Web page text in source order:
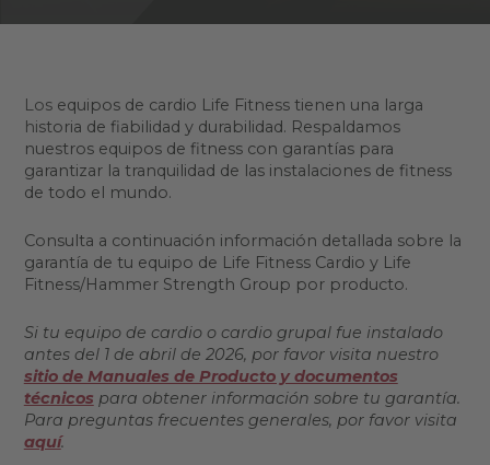
Los equipos de cardio Life Fitness tienen una larga
historia de fiabilidad y durabilidad. Respaldamos
nuestros equipos de fitness con garantías para
garantizar la tranquilidad de las instalaciones de fitness
de todo el mundo.
Consulta a continuación información detallada sobre la
garantía de tu equipo de Life Fitness Cardio y Life
Fitness/Hammer Strength Group por producto.
Si tu equipo de cardio o cardio grupal fue instalado
antes del 1 de abril de 2026, por favor visita nuestro
sitio de Manuales de Producto y documentos
técnicos para obtener información sobre tu garantía.
Para preguntas frecuentes generales, por favor visita
aquí.